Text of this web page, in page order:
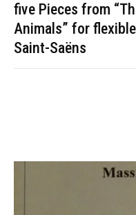
five Pieces from
Animals” for
Saint-Saëns